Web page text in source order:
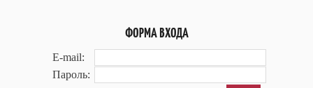
ФОРМА ВХОДА
E-mail:
Пароль: